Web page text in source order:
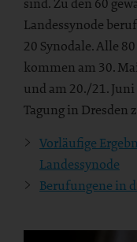
Landessynode
20 Synodale. Alle
kommen am 30.
und am 20./21.
Tagung in Dresden
Vorläufige
Landessynode
Berufungene in